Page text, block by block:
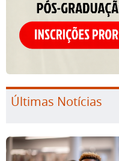
Últimas Notícias